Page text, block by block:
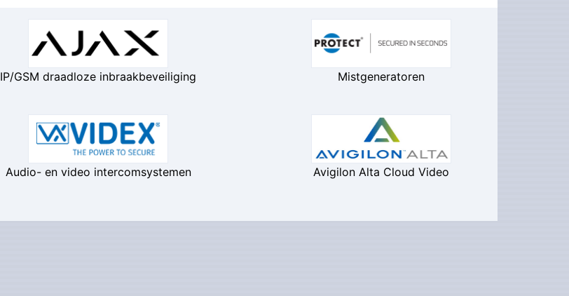
IP/GSM draadloze inbraakbeveiliging Mistgeneratoren
Audio- en video intercomsystemen Avigilon Alta Cloud Video